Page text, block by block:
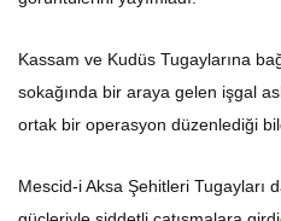
Kassam ve Kudüs Tugaylarına
sokağında bir araya gelen işgal
ortak bir operasyon düzenlediği
Mescid-i Aksa Şehitleri Tugayları
güçleriyle şiddetli çatışmalara